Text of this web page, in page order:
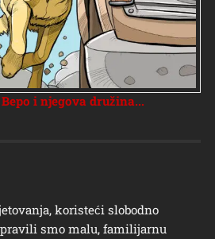
i njegova družina...
koristeći slobodno
smo malu, familijarnu